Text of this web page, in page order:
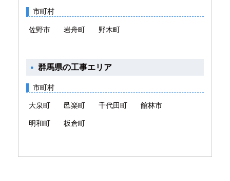
市町村
佐野市 岩舟町 野木町
群馬県の工事エリア
市町村
大泉町 邑楽町 千代田町 館林市
明和町 板倉町